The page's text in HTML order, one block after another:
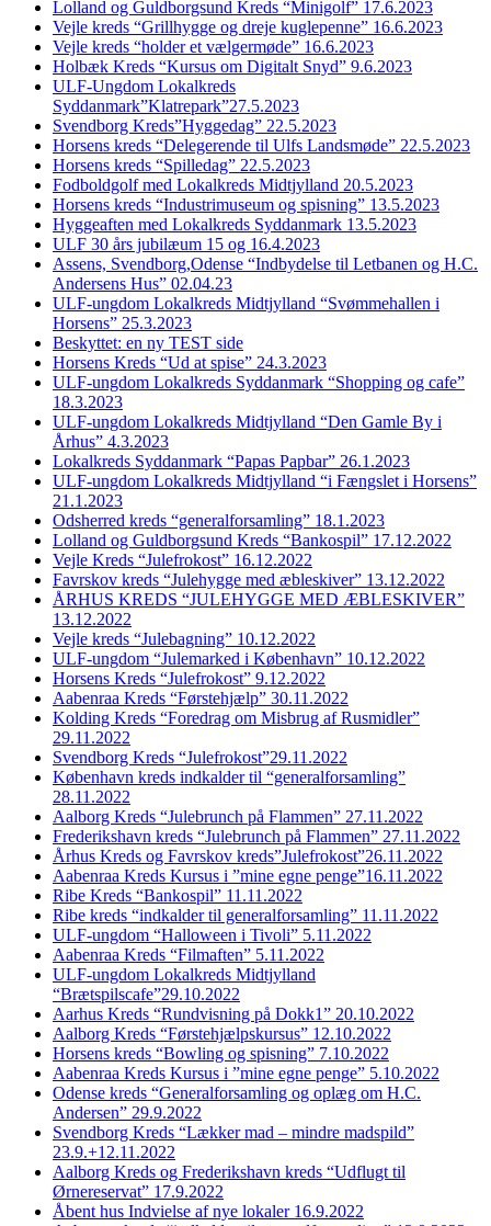
Lolland og Guldborgsund Kreds “Minigolf” 17.6.2023
Vejle kreds “Grillhygge og dreje kuglepenne” 16.6.2023
Vejle kreds “holder et vælgermøde” 16.6.2023
Holbæk Kreds “Kursus om Digitalt Snyd” 9.6.2023
ULF-Ungdom Lokalkreds
Syddanmark”Klatrepark”27.5.2023
Svendborg Kreds”Hyggedag” 22.5.2023
Horsens kreds “Delegerende til Ulfs Landsmøde” 22.5.2023
Horsens kreds “Spilledag” 22.5.2023
Fodboldgolf med Lokalkreds Midtjylland 20.5.2023
Horsens kreds “Industrimuseum og spisning” 13.5.2023
Hyggeaften med Lokalkreds Syddanmark 13.5.2023
ULF 30 års jubilæum 15 og 16.4.2023
Assens, Svendborg,Odense “Indbydelse til Letbanen og H.C.
Andersens Hus” 02.04.23
ULF-ungdom Lokalkreds Midtjylland “Svømmehallen i
Horsens” 25.3.2023
Beskyttet: en ny TEST side
Horsens Kreds “Ud at spise” 24.3.2023
ULF-ungdom Lokalkreds Syddanmark “Shopping og cafe”
18.3.2023
ULF-ungdom Lokalkreds Midtjylland “Den Gamle By i
Århus” 4.3.2023
Lokalkreds Syddanmark “Papas Papbar” 26.1.2023
ULF-ungdom Lokalkreds Midtjylland “i Fængslet i Horsens”
21.1.2023
Odsherred kreds “generalforsamling” 18.1.2023
Lolland og Guldborgsund Kreds “Bankospil” 17.12.2022
Vejle Kreds “Julefrokost” 16.12.2022
Favrskov kreds “Julehygge med æbleskiver” 13.12.2022
ÅRHUS KREDS “JULEHYGGE MED ÆBLESKIVER”
13.12.2022
Vejle kreds “Julebagning” 10.12.2022
ULF-ungdom “Julemarked i København” 10.12.2022
Horsens Kreds “Julefrokost” 9.12.2022
Aabenraa Kreds “Førstehjælp” 30.11.2022
Kolding Kreds “Foredrag om Misbrug af Rusmidler”
29.11.2022
Svendborg Kreds “Julefrokost”29.11.2022
København kreds indkalder til “generalforsamling”
28.11.2022
Aalborg Kreds “Julebrunch på Flammen” 27.11.2022
Frederikshavn kreds “Julebrunch på Flammen” 27.11.2022
Århus Kreds og Favrskov kreds”Julefrokost”26.11.2022
Aabenraa Kreds Kursus i ”mine egne penge”16.11.2022
Ribe Kreds “Bankospil” 11.11.2022
Ribe kreds “indkalder til generalforsamling” 11.11.2022
ULF-ungdom “Halloween i Tivoli” 5.11.2022
Aabenraa Kreds “Filmaften” 5.11.2022
ULF-ungdom Lokalkreds Midtjylland
“Brætspilscafe”29.10.2022
Aarhus Kreds “Rundvisning på Dokk1” 20.10.2022
Aalborg Kreds “Førstehjælpskursus” 12.10.2022
Horsens kreds “Bowling og spisning” 7.10.2022
Aabenraa Kreds Kursus i ”mine egne penge” 5.10.2022
Odense kreds “Generalforsamling og oplæg om H.C.
Andersen” 29.9.2022
Svendborg Kreds “Lækker mad – mindre madspild”
23.9.+12.11.2022
Aalborg Kreds og Frederikshavn kreds “Udflugt til
Ørnereservat” 17.9.2022
Åbent hus Indvielse af nye lokaler 16.9.2022